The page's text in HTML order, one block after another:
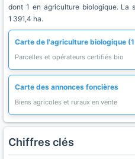
dont 1 en agriculture biologique. La
1 391,4 ha.
Carte de l'agriculture biologique
Parcelles et opérateurs certifiés bio
Carte des annonces foncières
Biens agricoles et ruraux en vente
Chiffres clés